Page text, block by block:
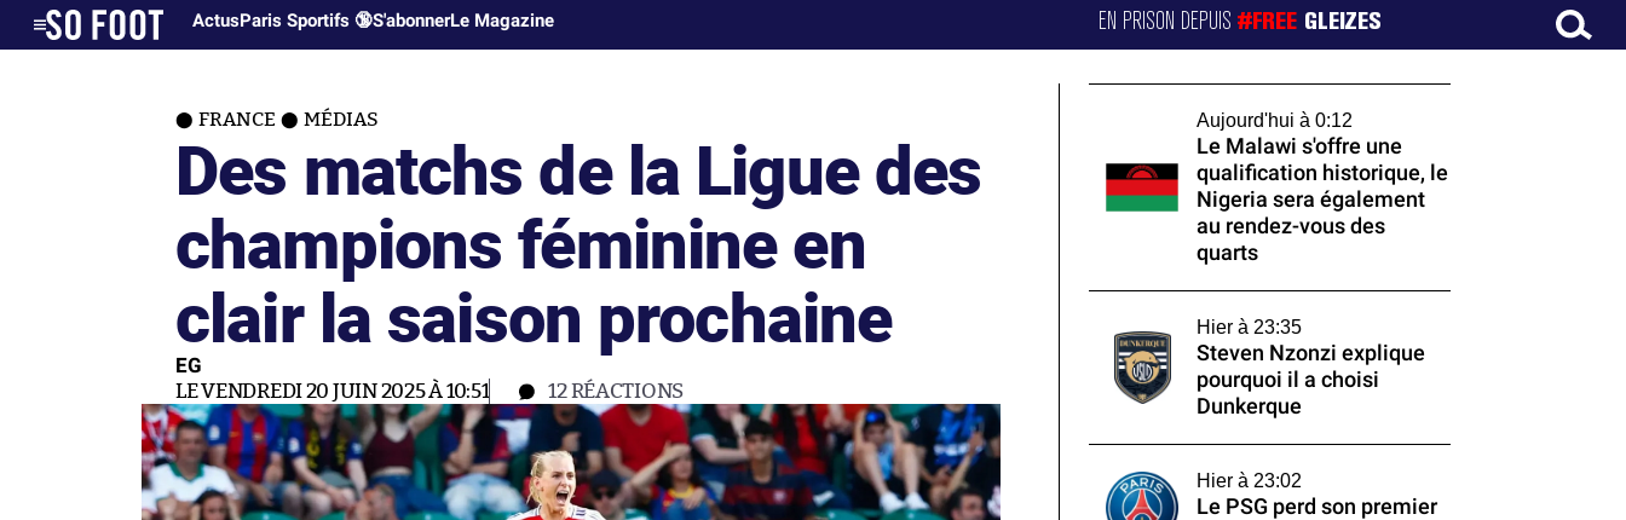
ActusParis Sportifs 🔞S'abonnerLe Magazine EN PRISON DEPUIS#FREE GLEIZES
FRANCE MÉDIAS
Des matchs de la Ligue des
champions féminine en
clair la saison prochaine
EG
LE VENDREDI 20 JUIN 2025 À 10:51 12RÉACTIONS
Aujourd'hui à 0:12
Le Malawi s'offre une
qualification historique, le
Nigeria sera également
au rendez-vous des
quarts
Hier à 23:35
Steven Nzonzi explique
pourquoi il a choisi
Dunkerque
Hier à 23:02
Le PSG perd son premier